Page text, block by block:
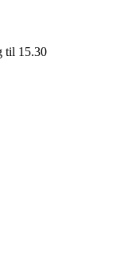
​​til 15.30